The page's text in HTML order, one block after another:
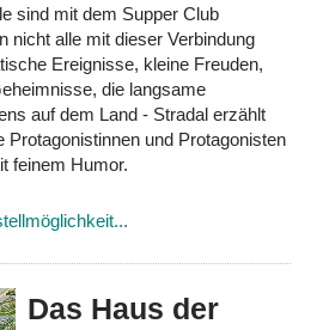
sind mit dem Supper Club
nicht alle mit dieser Verbindung
Ereignisse, kleine Freuden,
die langsame
auf dem Land - Stradal erzählt
Protagonistinnen und Protagonisten
feinem Humor.
Das Haus der